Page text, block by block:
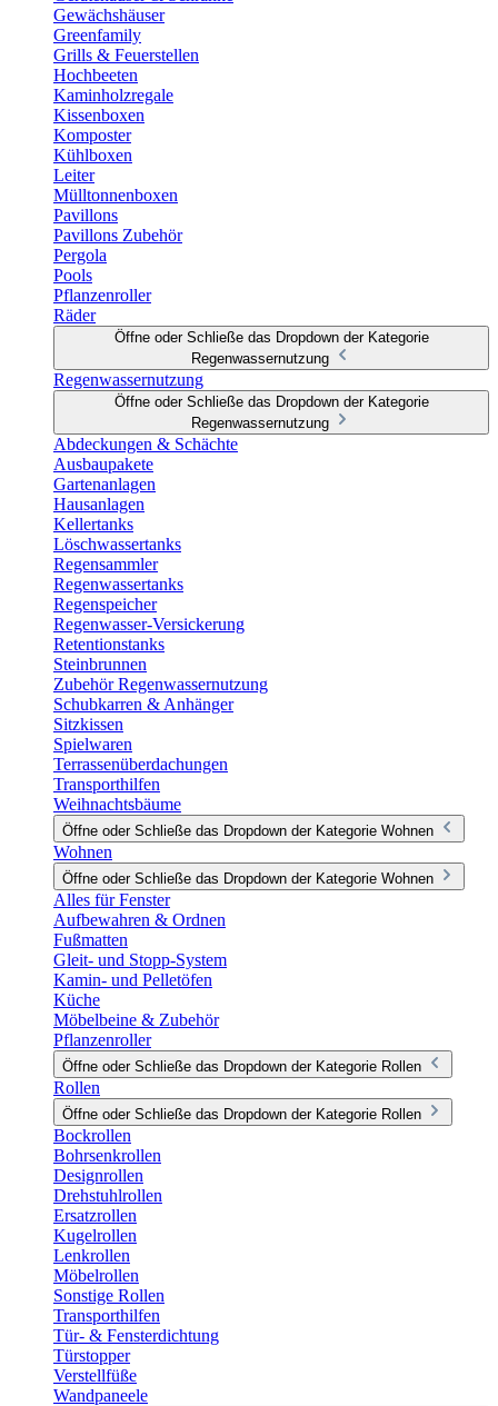
Gewächshäuser
Greenfamily
Grills & Feuerstellen
Hochbeeten
Kaminholzregale
Kissenboxen
Komposter
Kühlboxen
Leiter
Mülltonnenboxen
Pavillons
Pavillons Zubehör
Pergola
Pools
Pflanzenroller
Räder
Öffne oder Schließe das Dropdown der Kategorie
Regenwassernutzung
Regenwassernutzung
Öffne oder Schließe das Dropdown der Kategorie
Regenwassernutzung
Abdeckungen & Schächte
Ausbaupakete
Gartenanlagen
Hausanlagen
Kellertanks
Löschwassertanks
Regensammler
Regenwassertanks
Regenspeicher
Regenwasser-Versickerung
Retentionstanks
Steinbrunnen
Zubehör Regenwassernutzung
Schubkarren & Anhänger
Sitzkissen
Spielwaren
Terrassenüberdachungen
Transporthilfen
Weihnachtsbäume
Öffne oder Schließe das Dropdown der Kategorie Wohnen
Wohnen
Öffne oder Schließe das Dropdown der Kategorie Wohnen
Alles für Fenster
Aufbewahren & Ordnen
Fußmatten
Gleit- und Stopp-System
Kamin- und Pelletöfen
Küche
Möbelbeine & Zubehör
Pflanzenroller
Öffne oder Schließe das Dropdown der Kategorie Rollen
Rollen
Öffne oder Schließe das Dropdown der Kategorie Rollen
Bockrollen
Bohrsenkrollen
Designrollen
Drehstuhlrollen
Ersatzrollen
Kugelrollen
Lenkrollen
Möbelrollen
Sonstige Rollen
Transporthilfen
Tür- & Fensterdichtung
Türstopper
Verstellfüße
Wandpaneele